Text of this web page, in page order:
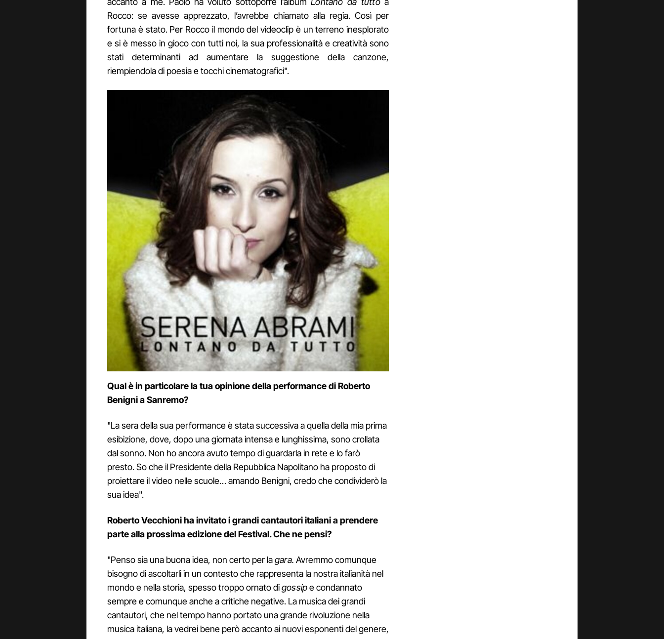
Rocco: se avesse apprezzato, l’avrebbe chiamato alla regia. Così per
fortuna è stato. Per Rocco il mondo del videoclip è un terreno inesplorato
e si è messo in gioco con tutti noi, la sua professionalità e creatività sono
stati determinanti ad aumentare la suggestione della canzone,
riempiendola di poesia e tocchi cinematografici".
Qual è in particolare la tua opinione della performance di Roberto
Benigni a Sanremo?
"La sera della sua performance è stata successiva a quella della mia prima
esibizione, dove, dopo una giornata intensa e lunghissima, sono crollata
dal sonno. Non ho ancora avuto tempo di guardarla in rete e lo farò
presto. So che il Presidente della Repubblica Napolitano ha proposto di
proiettare il video nelle scuole… amando Benigni, credo che condividerò la
sua idea".
Roberto Vecchioni ha invitato i grandi cantautori italiani a prendere
parte alla prossima edizione del Festival. Che ne pensi?
"Penso sia una buona idea, non certo per lagara.Avremmo comunque
bisogno di ascoltarli in un contesto che rappresenta la nostra italianità nel
mondo e nella storia, spesso troppo ornato digossipe condannato
sempre e comunque anche a critiche negative. La musica dei grandi
cantautori, che nel tempo hanno portato una grande rivoluzione nella
musica italiana, la vedrei bene però accanto ai nuovi esponenti del genere,